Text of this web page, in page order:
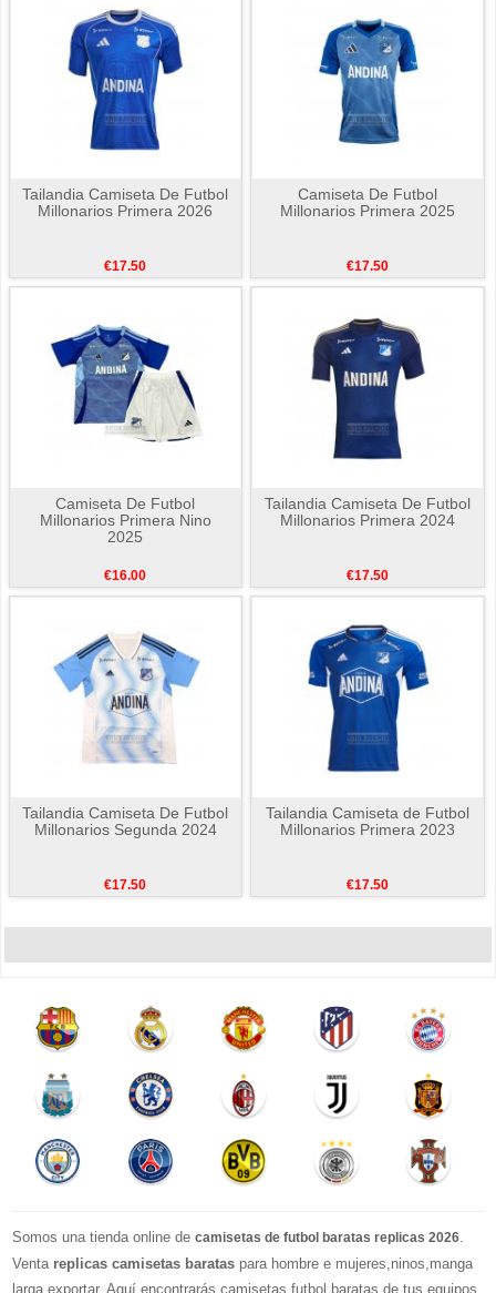
Tailandia Camiseta De Futbol
Millonarios Primera 2026
€17.50
Camiseta De Futbol
Millonarios Primera 2025
€17.50
Camiseta De Futbol
Millonarios Primera Nino
2025
€16.00
Tailandia Camiseta De Futbol
Millonarios Primera 2024
€17.50
Tailandia Camiseta De Futbol
Millonarios Segunda 2024
€17.50
Tailandia Camiseta de Futbol
Millonarios Primera 2023
€17.50
Somos una tienda online de camisetas de futbol baratas replicas 2026
Venta replicas camisetas baratas para hombre e mujeres,ninos,manga
larga exportar. Aquí encontrarás camisetas futbol baratas de tus equipos